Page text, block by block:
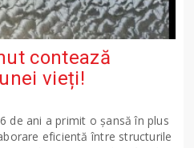
contează
vieți!
de ani a primit o șansă în plus
eficientă între structurile